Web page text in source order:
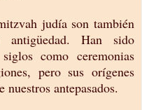
judía son también
Han sido
como ceremonias
pero sus orígenes
antepasados.